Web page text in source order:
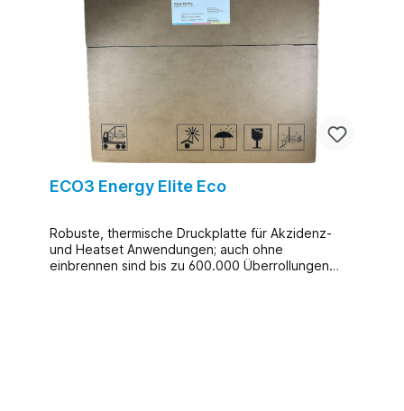
ECO3 Energy Elite Eco
Robuste, thermische Druckplatte für Akzidenz-
und Heatset Anwendungen; auch ohne
einbrennen sind bis zu 600.000 Überrollungen